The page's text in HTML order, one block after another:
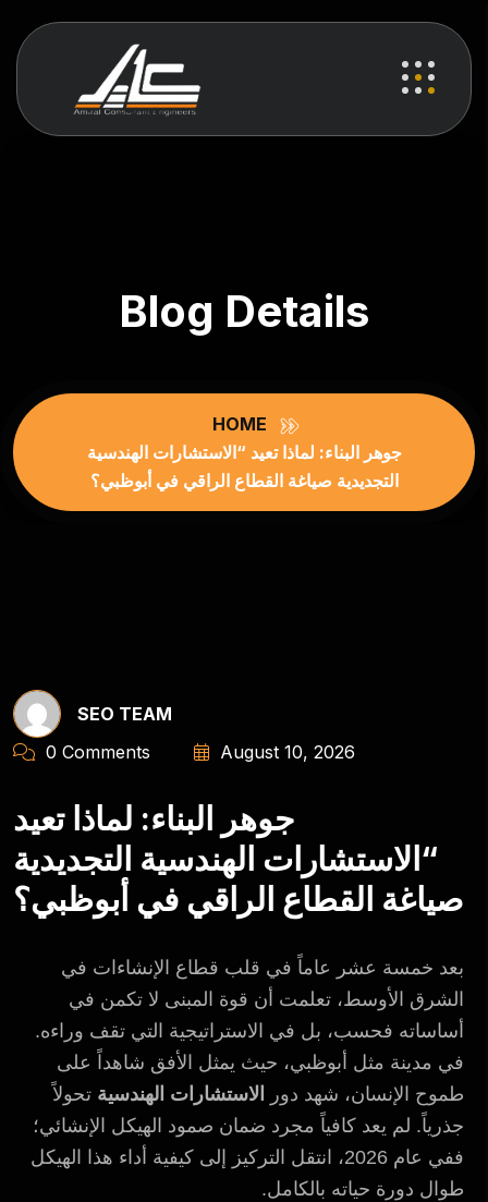
Blog Details
HOME
جوهر البناء: لماذا تعيد “الاستشارات الهندسية
التجديدية صياغة القطاع الراقي في أبوظبي؟
SEO TEAM
0 Comments
August 10, 2026
جوهر البناء: لماذا تعيد
“الاستشارات الهندسية التجديدية
صياغة القطاع الراقي في أبوظبي؟
بعد خمسة عشر عاماً في قلب قطاع الإنشاءات في
الشرق الأوسط، تعلمت أن قوة المبنى لا تكمن في
أساساته فحسب، بل في الاستراتيجية التي تقف وراءه.
في مدينة مثل أبوظبي، حيث يمثل الأفق شاهداً على
طموح الإنسان، شهد دور
الاستشارات الهندسية تحولاً
جذرياً. لم يعد كافياً مجرد ضمان صمود الهيكل الإنشائي؛
ففي عام 2026، انتقل التركيز إلى كيفية أداء هذا الهيكل
طوال دورة حياته بالكامل.